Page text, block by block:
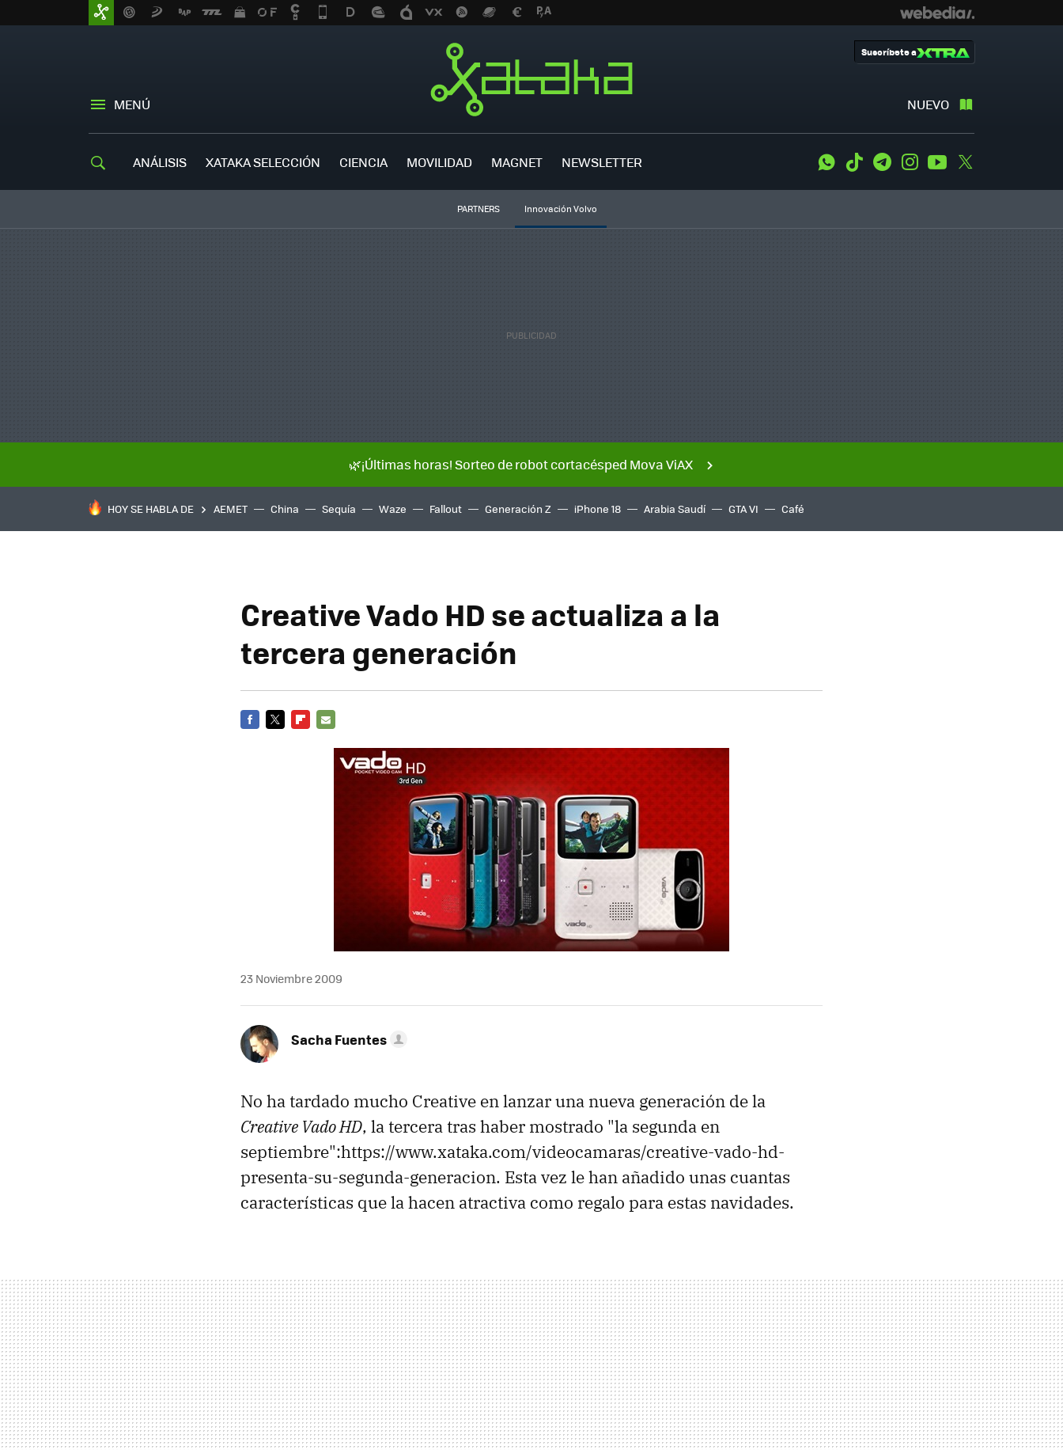
MENÚ NUEVO
Suscríbete a
ANÁLISIS XATAKA SELECCIÓN CIENCIA MOVILIDAD MAGNET NEWSLETTER WhatsApp
Tiktok TelegramInstagramYoutube
PARTNERS Innovación Volvo
🌿¡Últimas horas! Sorteo de robot cortacésped Mova ViAX
HOY SE HABLA DE AEMET China Sequía Waze Fallout Generación Z iPhone 18 Arabia Saudí GTA VI Café
Creative Vado HD se actualiza a la
tercera generación
MAIL
23 Noviembre 2009
Sacha Fuentes
No ha tardado mucho Creative en lanzar una nueva generación de la
Creative Vado HD, la tercera tras haber mostrado "la segunda en
septiembre":https://www.xataka.com/videocamaras/creative-vado-hd-
presenta-su-segunda-generacion. Esta vez le han añadido unas cuantas
características que la hacen atractiva como regalo para estas navidades.